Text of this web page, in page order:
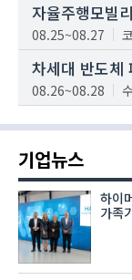
자율주행모빌
08.25~08.27
차세대 반도체
08.26~08.28
기업뉴스
하이
가족